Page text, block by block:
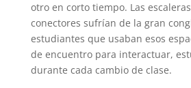
otro en corto tiempo. Las
conectores sufrían de la gran
estudiantes que usaban esos
de encuentro para interactuar,
durante cada cambio de clase.